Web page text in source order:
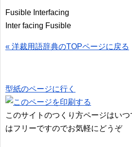
Fusible Interfacing
Inter facing Fusible
« 洋裁用語辞典のTOPページに戻る
型紙のページに行く
このサイトのつくり方ページはい
はフリーですのでお気軽にどうぞ